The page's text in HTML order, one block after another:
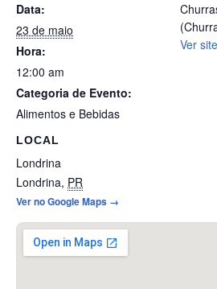
Data:
23 de maio
Hora:
12:00 am
Categoria de Evento:
Alimentos e Bebidas
LOCAL
Londrina
Londrina, PR
Ver no Google Maps →
Ver